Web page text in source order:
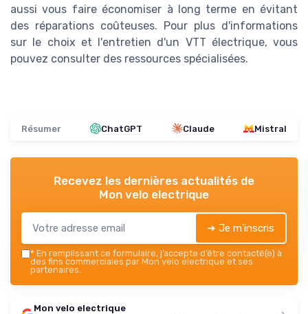
aussi vous faire économiser à long terme en évitant
des réparations coûteuses. Pour plus d'informations
sur le choix et l'entretien d'un VTT électrique, vous
pouvez consulter des ressources spécialisées.
Résumer ChatGPT Claude Mistral
Recevez les dernières actualités de
Mon velo electrique
➔ Je m'inscris
* En remplissant ce formulaire, j’accepte d’être contacté(e) à
des fins commerciales par Mon velo electrique et ses
partenaires.
Mon velo electrique